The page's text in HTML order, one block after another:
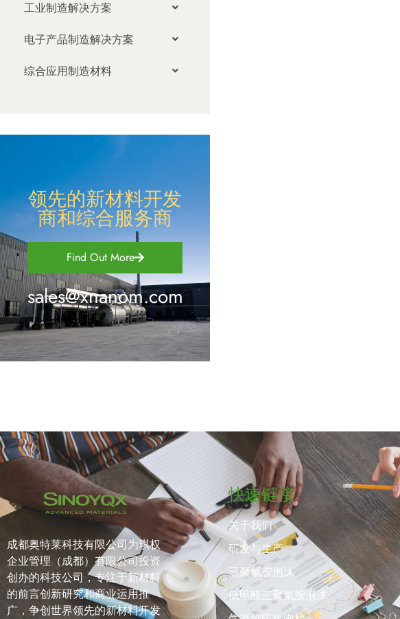
工业制造解决方案
电子产品制造解决方案
综合应用制造材料
领先的新材料开发
商和综合服务商
Find Out More
sales@xnanom.com
成都奥特莱科技有限公司为琪权
企业管理（成都）有限公司投资
创办的科技公司，专注于新材料
的前言创新研究和商业运用推
广，争创世界领先的新材料开发
快速链接
关于我们
研发与生产
三聚氰胺泡沫
低甲醛三聚氰胺泡沫